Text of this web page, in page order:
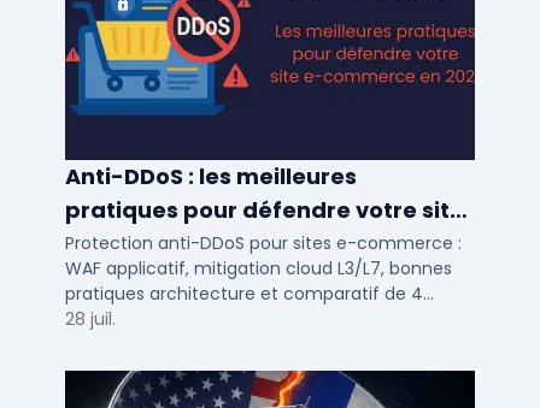
Anti-DDoS : les meilleures
pratiques pour défendre votre site
e-commerce en 2025
Protection anti-DDoS pour sites e-commerce :
WAF applicatif, mitigation cloud L3/L7, bonnes
pratiques architecture et comparatif de 4
solutions testees par des DSI en 2025.
28 juil.